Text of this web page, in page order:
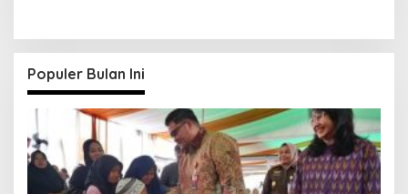
Populer Bulan Ini